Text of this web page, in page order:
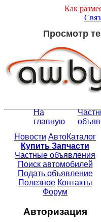
Как
Просмотр
На
главную
Новости АвтоКаталог
Купить Запчасти
Частные объявления
Поиск автомобилей
Подать объявление
Полезное Контакты
Форум
Авторизация